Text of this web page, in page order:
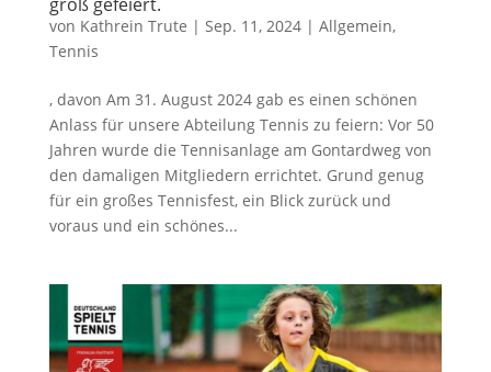
von Kathrein Trute | Sep. 11, 2024| Allgemein,
Tennis
, davon Am 31. August 2024 gab es einen schönen
Anlass für unsere Abteilung Tennis zu feiern: Vor 50
Jahren wurde die Tennisanlage am Gontardweg von
den damaligen Mitgliedern errichtet. Grund genug
für ein großes Tennisfest, ein Blick zurück und
voraus und ein schönes...